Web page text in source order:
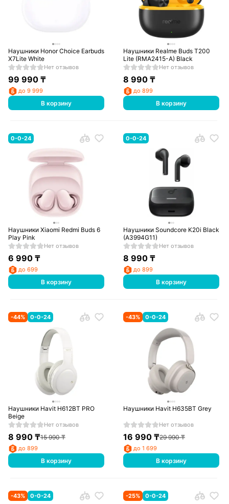
Наушники Honor Choice Earbuds
X7Lite White
Нет отзывов
99 990₸
до 9 999
В корзину
Наушники Realme Buds T200
Lite (RMA2415-A) Black
Нет отзывов
8 990 ₸
до 899
В корзину
0-0-24
Наушники Xiaomi Redmi Buds 6
Play Pink
Нет отзывов
6 990₸
до 699
В корзину
0-0-24
Наушники Soundcore K20i Black
(A3994G11)
Нет отзывов
8 990 ₸
до 899
В корзину
-44% 0-0-24
Наушники Havit H612BT PRO
Beige
Нет отзывов
8 990₸15 990₸
до 899
В корзину
-43% 0-0-24
Наушники Havit H635BT Grey
Нет отзывов
16 990 ₸29 990₸
до 1 699
В корзину
-43% 0-0-24 -25% 0-0-24